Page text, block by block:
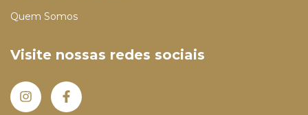
Quem Somos
Visite nossas redes sociais